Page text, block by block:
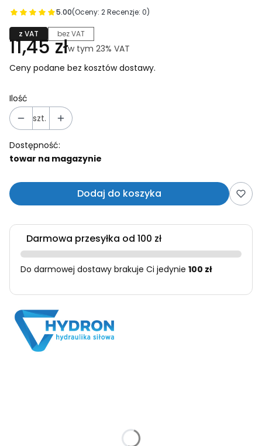
5.00(Oceny: 2 Recenzje: 0)
z VAT bez VAT
Cena
11,45 złw tym 23% VAT
w tym 23% VAT
Ceny podane bez kosztów dostawy.
Ilość
szt.
Dostępność:
towar na magazynie
Dodaj do koszyka
Darmowa przesyłka od 100 zł
Do darmowej dostawy brakuje Ci jedynie 100 zł